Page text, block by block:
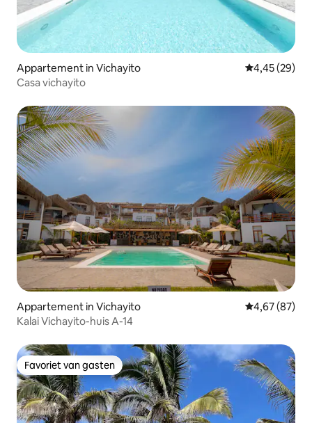
Appartement in Vichayito Gemiddelde
4,45 (29)
Casa vichayito
Appartement in Vichayito Gemiddelde
4,67 (87)
Kalai Vichayito-huis A-14
Favoriet van gasten
Favoriet van gasten